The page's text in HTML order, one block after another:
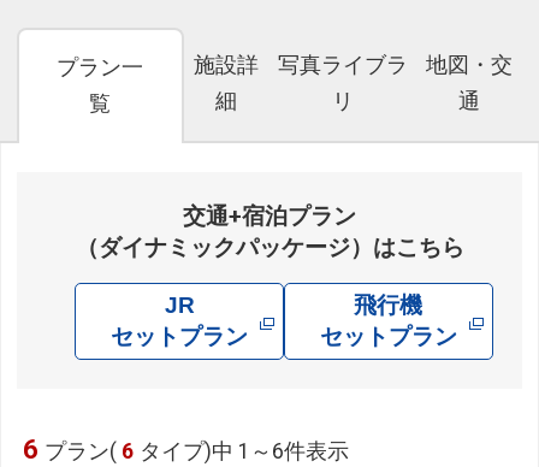
プラン一
覧
施設詳
細
写真ライブラ
リ
地図・交
通
交通+宿泊プラン
（ダイナミックパッケージ）はこちら
JR
セットプラン
飛行機
セットプラン
6 プラン( 6 タイプ)中 1～6件表示